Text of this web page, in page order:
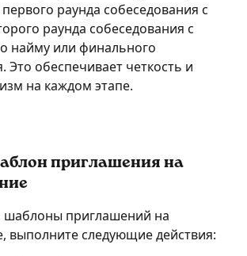
раунда собеседования с
раунда собеседования с
найму или финального
Это обеспечивает четкость и
на каждом этапе.
приглашения на
шаблоны приглашений на
выполните следующие действия: